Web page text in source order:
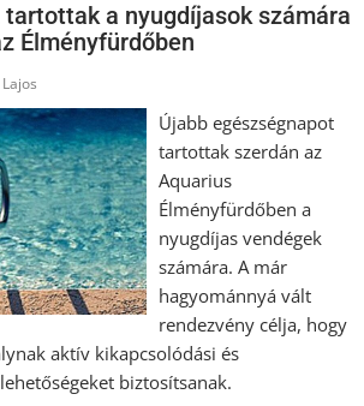
tartottak a nyugdíjasok számára
Élményfürdőben
Újabb egészségnapot
tartottak szerdán az
Aquarius
Élményfürdőben a
nyugdíjas vendégek
számára. A már
hagyománnyá vált
rendezvény célja, hogy
aktív kikapcsolódási és
biztosítsanak.